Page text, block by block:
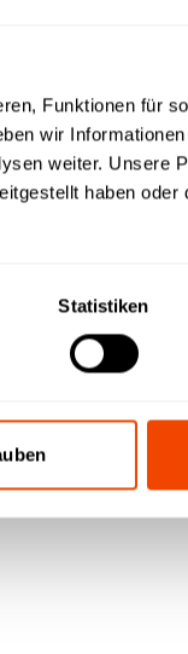
Funktionen für
wir
weiter. Unsere
haben
Statistiken